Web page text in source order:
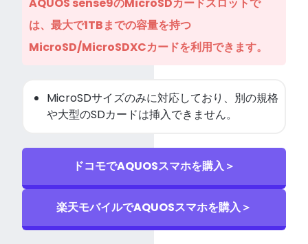
は、最大で1TBまでの容量を持つ
MicroSD/MicroSDXCカードを利用できます。
MicroSDサイズのみに対応しており、別の規格
や大型のSDカードは挿入できません。
ドコモでAQUOSスマホを購入＞
楽天モバイルでAQUOSスマホを購入＞